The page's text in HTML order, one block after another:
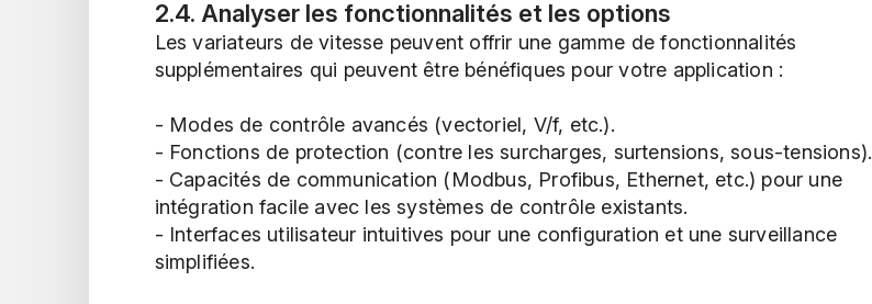
2.4. Analyser les fonctionnalités et les options
Les variateurs de vitesse peuvent offrir une gamme de fonctionnalités
supplémentaires qui peuvent être bénéfiques pour votre application :
- Modes de contrôle avancés (vectoriel, V/f, etc.).
- Fonctions de protection (contre les surcharges, surtensions, sous-tensions).
- Capacités de communication (Modbus, Profibus, Ethernet, etc.) pour une
intégration facile avec les systèmes de contrôle existants.
- Interfaces utilisateur intuitives pour une configuration et une surveillance
simplifiées.